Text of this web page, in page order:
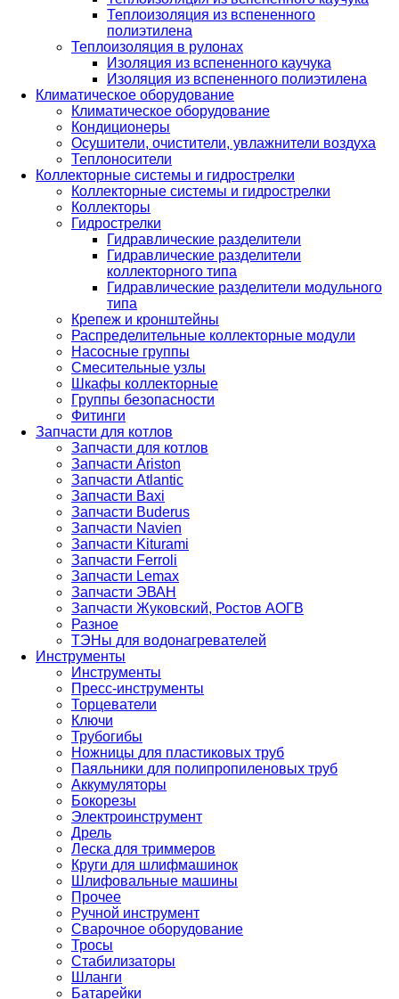
Теплоизоляция из вспененного
полиэтилена
Теплоизоляция в рулонах
Изоляция из вспененного каучука
Изоляция из вспененного полиэтилена
Климатическое оборудование
Климатическое оборудование
Кондиционеры
Осушители, очистители, увлажнители воздуха
Теплоносители
Коллекторные системы и гидрострелки
Коллекторные системы и гидрострелки
Коллекторы
Гидрострелки
Гидравлические разделители
Гидравлические разделители
коллекторного типа
Гидравлические разделители модульного
типа
Крепеж и кронштейны
Распределительные коллекторные модули
Насосные группы
Смесительные узлы
Шкафы коллекторные
Группы безопасности
Фитинги
Запчасти для котлов
Запчасти для котлов
Запчасти Ariston
Запчасти Atlantic
Запчасти Baxi
Запчасти Buderus
Запчасти Navien
Запчасти Kiturami
Запчасти Ferroli
Запчасти Lemax
Запчасти ЭВАН
Запчасти Жуковский, Ростов АОГВ
Разное
ТЭНы для водонагревателей
Инструменты
Инструменты
Пресс-инструменты
Торцеватели
Ключи
Трубогибы
Ножницы для пластиковых труб
Паяльники для полипропиленовых труб
Аккумуляторы
Бокорезы
Электроинструмент
Дрель
Леска для триммеров
Круги для шлифмашинок
Шлифовальные машины
Прочее
Ручной инструмент
Сварочное оборудование
Тросы
Стабилизаторы
Шланги
Батарейки